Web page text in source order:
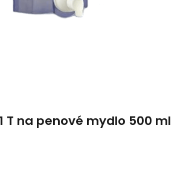
T na penové mydlo 500 ml